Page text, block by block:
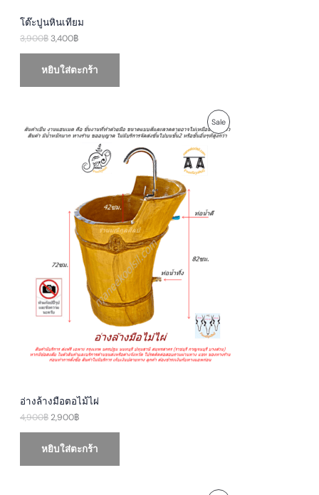
โต๊ะปูนหินเทียม
3,900฿
฿
3,400฿
หยิบใส่ตะกร้า
SaleP
A
อ่างล้างมือตอไม้ไผ่
4,900฿
r
i
a
s
:
4
,
฿
.
2,900฿
u
r
n
r
i
c
e
i
s
หยิบใส่ตะกร้า